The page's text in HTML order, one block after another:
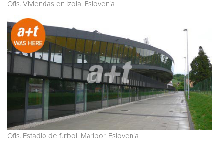
Ofis. Viviendas en Izola. Eslovenia
Ofis. Estadio de futbol. Maribor. Eslovenia